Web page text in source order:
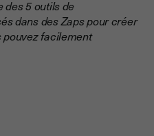
des 5 outils de
dans des Zaps pour créer
facilement